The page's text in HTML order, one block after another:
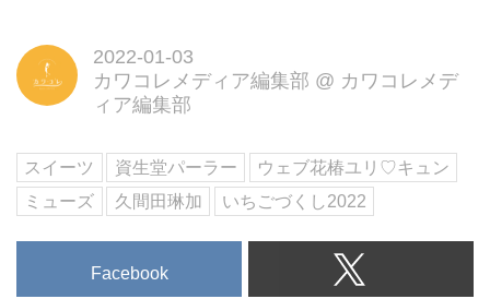
2022-01-03
カワコレメディア編集部 @ カワコレメデ
ィア編集部
スイーツ 資生堂パーラー
ウェブ花椿ユリ♡キュン
ミューズ
久間田琳加 いちごづくし2022
Facebook